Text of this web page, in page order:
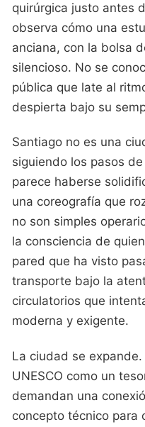
quirúrgica justo antes
observa cómo una
anciana, con la bolsa
silencioso. No se
pública que late al
despierta bajo su
Santiago no es una
siguiendo los pasos
parece haberse
una coreografía que
no son simples
la consciencia de
pared que ha visto
transporte bajo la
circulatorios que
moderna y exigente.
La ciudad se
UNESCO como un
demandan una
concepto técnico para